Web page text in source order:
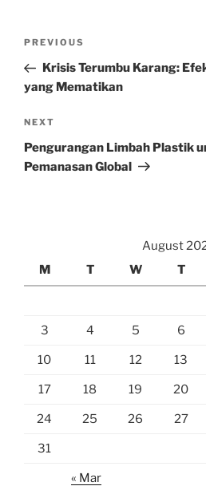
Previous
Post
PREVIOUS
Krisis Terumbu Karang:
yang Mematikan
Next
Post
NEXT
Pengurangan Limbah Plastik
Pemanasan Global
August
M
T W T
3 4 5 6
10 11 12 13
17 18 19 20
24 25 26 27
31
« Mar